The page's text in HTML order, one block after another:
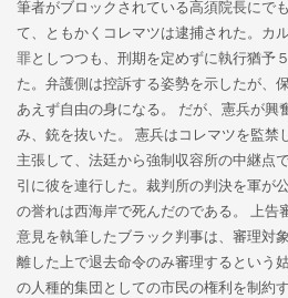
筆者がブロックされている高須院長にで
て、ともかくコレマツは逮捕された。カ
罪としつつも、刑期を定めずに執行猶予
た。弁護側は控訴する姿勢を示したが、
あえず自由の身になる。 だが、憲兵が興
み、銃を抜いた。 憲兵はコレマツを監禁
主張して、法廷から強制収容所の中継点
引に彼を連行した。裁判所の判決を軍が
の誉れは西海岸で死んだのである。 上告
意見を執筆したブラック判事は、審理対
離した上で退去命令のみ審理するという
の人種的集団としての市民の権利を制約